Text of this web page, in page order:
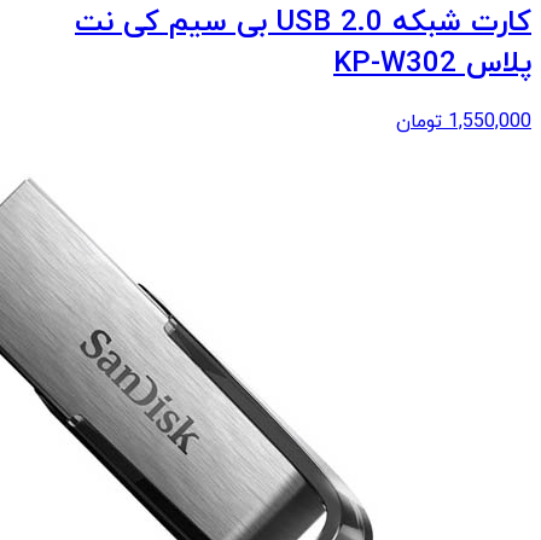
کارت شبکه USB 2.0 بی سیم کی نت
پلاس KP-W302
1,550,000 تومان